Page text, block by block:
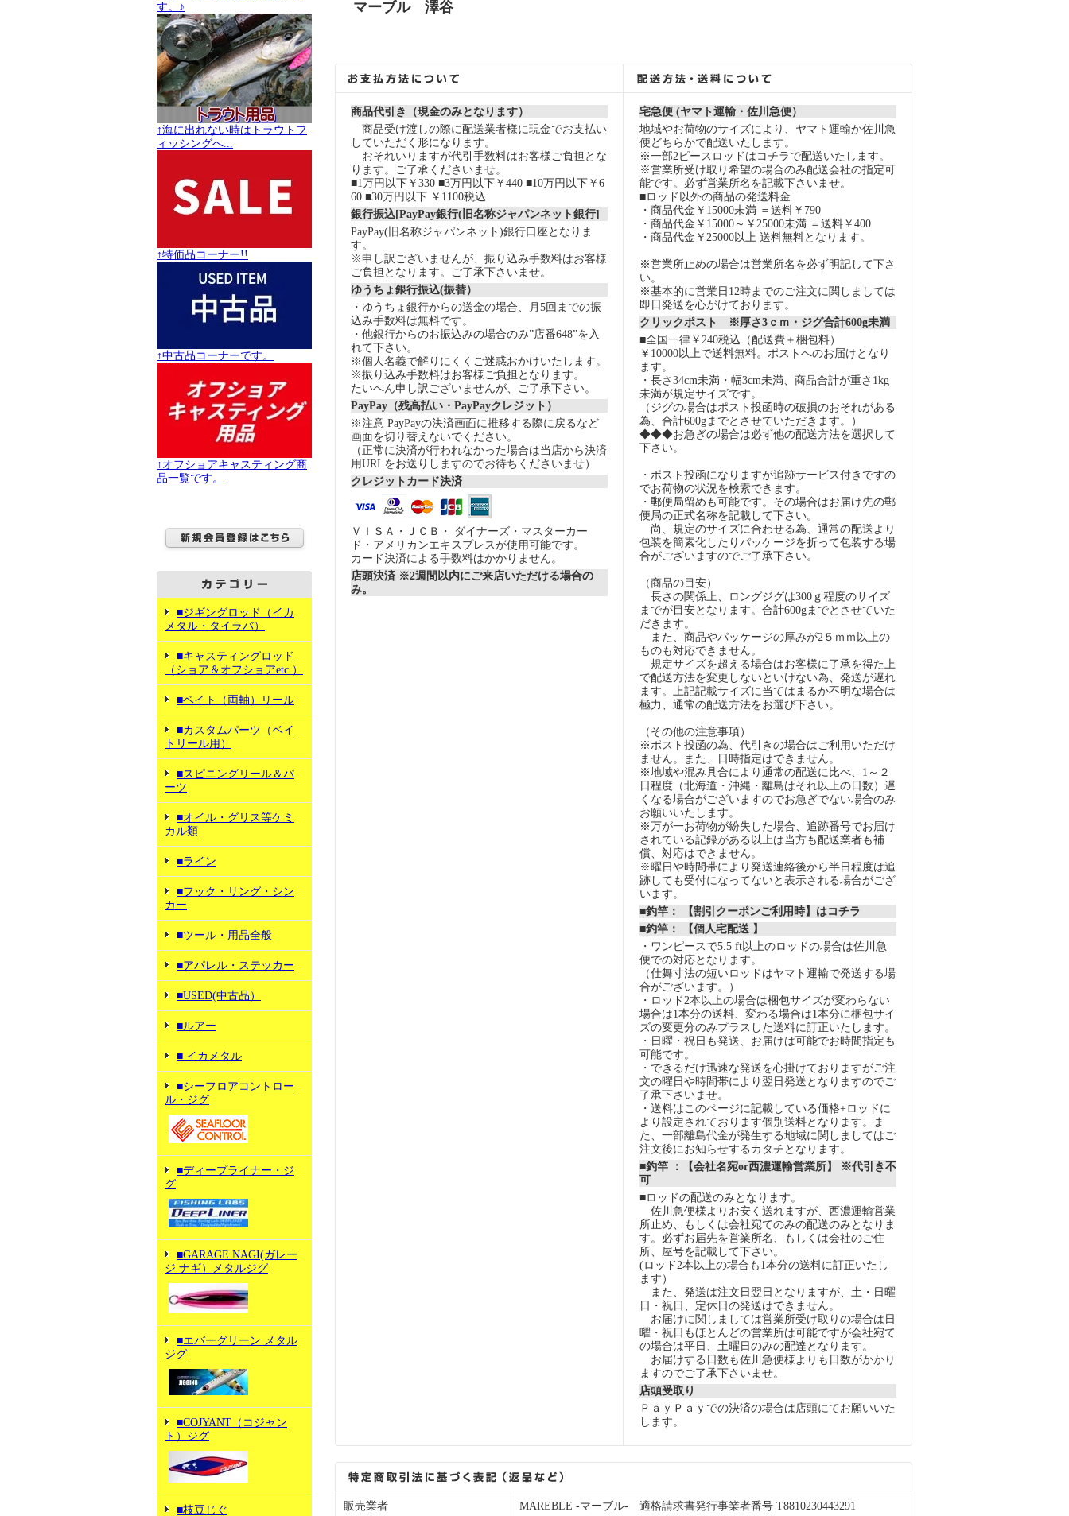
す。♪
↑海に出れない時はトラウトフ
ィッシングへ...
↑特価品コーナー!!
↑中古品コーナーです。
↑オフショアキャスティング商
品一覧です。
■ジギングロッド（イカ
メタル・タイラバ）
■キャスティングロッド
（ショア＆オフショアetc.）
■ベイト（両軸）リール
■カスタムパーツ（ベイ
トリール用）
■スピニングリール＆パ
ーツ
■オイル・グリス等ケミ
カル類
■ライン
■フック・リング・シン
カー
■ツール・用品全般
■アパレル・ステッカー
■USED(中古品）
■ルアー
■ イカメタル
■シーフロアコントロー
ル・ジグ
■ディープライナー・ジ
グ
■GARAGE NAGI(ガレー
ジ ナギ）メタルジグ
■エバーグリーン メタル
ジグ
■COJYANT（コジャン
ト）ジグ
■枝豆じぐ
マーブル 澤谷
商品代引き（現金のみとなります）
商品受け渡しの際に配送業者様に現金でお支払い
していただく形になります。
おそれいりますが代引手数料はお客様ご負担とな
ります。ご了承くださいませ。
■1万円以下￥330 ■3万円以下￥440 ■10万円以下￥6
60 ■30万円以下 ￥1100税込
銀行振込[PayPay銀行(旧名称ジャパンネット銀行]
PayPay(旧名称ジャパンネット)銀行口座となりま
す。
※申し訳ございませんが、振り込み手数料はお客様
ご負担となります。ご了承下さいませ。
ゆうちょ銀行振込(振替）
・ゆうちょ銀行からの送金の場合、月5回までの振
込み手数料は無料です。
・他銀行からのお振込みの場合のみ”店番648”を入
れて下さい。
※個人名義で解りにくくご迷惑おかけいたします。
※振り込み手数料はお客様ご負担となります。
たいへん申し訳ございませんが、ご了承下さい。
PayPay（残高払い・PayPayクレジット）
※注意 PayPayの決済画面に推移する際に戻るなど
画面を切り替えないでください。
（正常に決済が行われなかった場合は当店から決済
用URLをお送りしますのでお待ちくださいませ）
クレジットカード決済
ＶＩＳＡ・ＪＣＢ・ ダイナーズ・マスターカー
ド・アメリカンエキスプレスが使用可能です。
カード決済による手数料はかかりません。
店頭決済 ※2週間以内にご来店いただける場合の
み。
宅急便 (ヤマト運輸・佐川急便）
地域やお荷物のサイズにより、ヤマト運輸か佐川急
便どちらかで配送いたします。
※一部2ピースロッドはコチラで配送いたします。
※営業所受け取り希望の場合のみ配送会社の指定可
能です。必ず営業所名を記載下さいませ。
■ロッド以外の商品の発送料金
・商品代金￥15000未満 ＝送料￥790
・商品代金￥15000～￥25000未満 ＝送料￥400
・商品代金￥25000以上 送料無料となります。
※営業所止めの場合は営業所名を必ず明記して下さ
い。
※基本的に営業日12時までのご注文に関しましては
即日発送を心がけております。
クリックポスト ※厚さ3ｃｍ・ジグ合計600g未満
■全国一律￥240税込（配送費＋梱包料）
￥10000以上で送料無料。ポストへのお届けとなり
ます。
・長さ34cm未満・幅3cm未満、商品合計が重さ1kg
未満が規定サイズです。
（ジグの場合はポスト投函時の破損のおそれがある
為、合計600gまでとさせていただきます。）
◆◆◆お急ぎの場合は必ず他の配送方法を選択して
下さい。
・ポスト投函になりますが追跡サービス付きですの
でお荷物の状況を検索できます。
・郵便局留めも可能です。その場合はお届け先の郵
便局の正式名称を記載して下さい。
尚、規定のサイズに合わせる為、通常の配送より
包装を簡素化したりパッケージを折って包装する場
合がございますのでご了承下さい。
（商品の目安）
長さの関係上、ロングジグは300ｇ程度のサイズ
までが目安となります。合計600gまでとさせていた
だきます。
また、商品やパッケージの厚みが2５ｍｍ以上の
ものも対応できません。
規定サイズを超える場合はお客様に了承を得た上
で配送方法を変更しないといけない為、発送が遅れ
ます。上記記載サイズに当てはまるか不明な場合は
極力、通常の配送方法をお選び下さい。
（その他の注意事項）
※ポスト投函の為、代引きの場合はご利用いただけ
ません。また、日時指定はできません。
※地域や混み具合により通常の配送に比べ、1～２
日程度（北海道・沖縄・離島はそれ以上の日数）遅
くなる場合がございますのでお急ぎでない場合のみ
お願いいたします。
※万が一お荷物が紛失した場合、追跡番号でお届け
されている記録がある以上は当方も配送業者も補
償、対応はできません。
※曜日や時間帯により発送連絡後から半日程度は追
跡しても受付になってないと表示される場合がござ
います。
■釣竿： 【割引クーポンご利用時】はコチラ
■釣竿： 【個人宅配送 】
・ワンピースで5.5 ft以上のロッドの場合は佐川急
便での対応となります。
（仕舞寸法の短いロッドはヤマト運輸で発送する場
合がございます。）
・ロッド2本以上の場合は梱包サイズが変わらない
場合は1本分の送料、変わる場合は1本分に梱包サイ
ズの変更分のみプラスした送料に訂正いたします。
・日曜・祝日も発送、お届けは可能でお時間指定も
可能です。
・できるだけ迅速な発送を心掛けておりますがご注
文の曜日や時間帯により翌日発送となりますのでご
了承下さいませ。
・送料はこのページに記載している価格+ロッドに
より設定されております個別送料となります。ま
た、一部離島代金が発生する地域に関しましてはご
注文後にお知らせするカタチとなります。
■釣竿 ：【会社名宛or西濃運輸営業所】 ※代引き不
可
■ロッドの配送のみとなります。
佐川急便様よりお安く送れますが、西濃運輸営業
所止め、もしくは会社宛てのみの配送のみとなりま
す。必ずお届先を営業所名、もしくは会社のご住
所、屋号を記載して下さい。
(ロッド2本以上の場合も1本分の送料に訂正いたし
ます）
また、発送は注文日翌日となりますが、土・日曜
日・祝日、定休日の発送はできません。
お届けに関しましては営業所受け取りの場合は日
曜・祝日もほとんどの営業所は可能ですが会社宛て
の場合は平日、土曜日のみの配達となります。
お届けする日数も佐川急便様よりも日数がかかり
ますのでご了承下さいませ。
店頭受取り
ＰａｙＰａｙでの決済の場合は店頭にてお願いいた
します。
販売業者 MAREBLE -マーブル- 適格請求書発行事業者番号 T8810230443291